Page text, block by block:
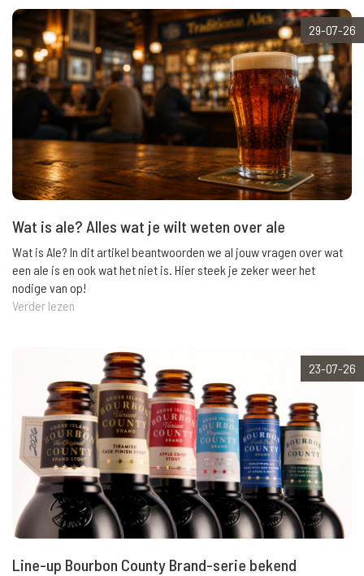
29-07-26
Wat is ale? Alles wat je wilt weten over ale
Wat is Ale? In dit artikel beantwoorden we al jouw vragen over wat
een ale is en ook wat het niet is. Hier steek je zeker weer het
nodige van op!
Verder lezen
23-07-26
Line-up Bourbon County Brand-serie bekend